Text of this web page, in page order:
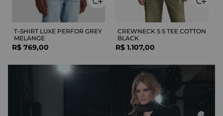
T-SHIRT LUXE PERFOR GREY
MELANGE
R$ 769,00
CREWNECK S S TEE COTTON
BLACK
R$ 1.107,00